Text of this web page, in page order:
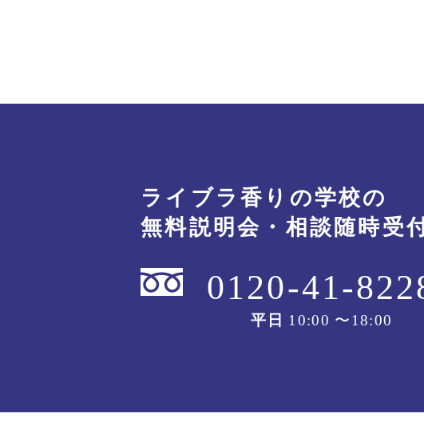
ライブラ香りの学校の
無料説明会・相談随時受
0120-41-
平日 10:00 〜18:00